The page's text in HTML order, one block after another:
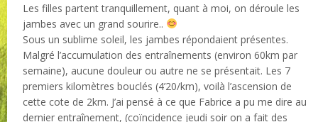
Les filles partent tranquillement, quant à moi, on déroule les
jambes avec un grand sourire..
Sous un sublime soleil, les jambes répondaient présentes.
Malgré l’accumulation des entraînements (environ 60km par
semaine), aucune douleur ou autre ne se présentait. Les 7
premiers kilomètres bouclés (4’20/km), voilà l’ascension de
cette cote de 2km. J’ai pensé à ce que Fabrice a pu me dire au
dernier entraînement, (coïncidence jeudi soir on a fait des